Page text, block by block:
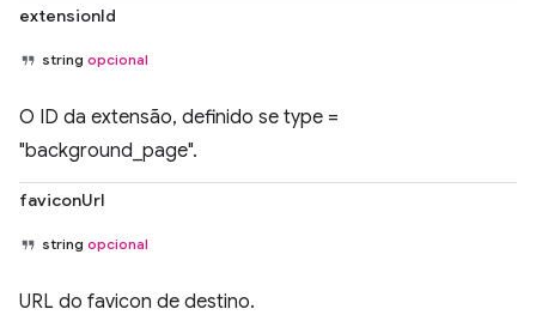
extensionId
string opcional
O ID da extensão, definido se type =
"background_page".
faviconUrl
string opcional
URL do favicon de destino.